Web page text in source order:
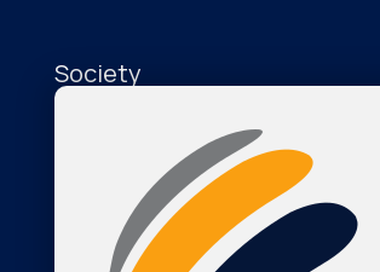
Society
The Journal
Cardioresearch TV